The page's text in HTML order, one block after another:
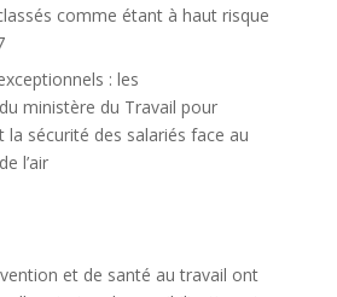
comme étant à haut risque
: les
ministère du Travail pour
sécurité des salariés face au
l’air
et de santé au travail ont